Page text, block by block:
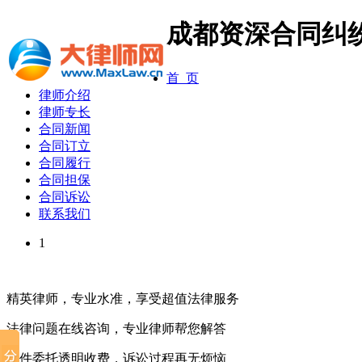
成都资深合同纠
首 页
律师介绍
律师专长
合同新闻
合同订立
合同履行
合同担保
合同诉讼
联系我们
1
精英律师，专业水准，享受超值法律服务
法律问题在线咨询，专业律师帮您解答
案件委托透明收费，诉讼过程再无烦恼